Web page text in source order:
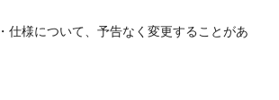
様について、予告なく変更することがあ